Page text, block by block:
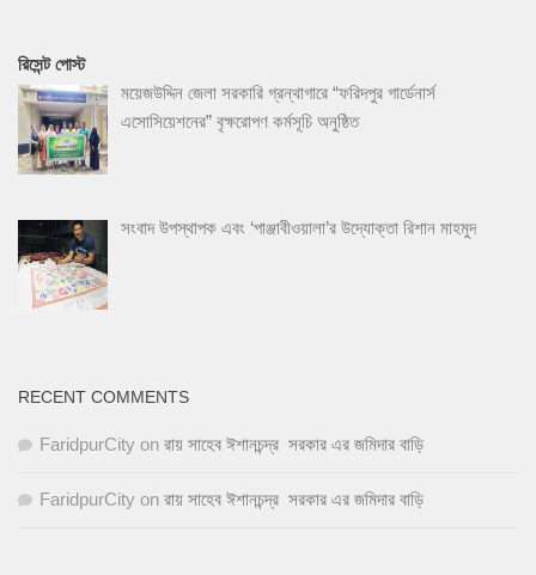
রিসেন্ট পোস্ট
ময়েজউদ্দিন জেলা সরকারি গ্রন্থাগারে “ফরিদপুর গার্ডেনার্স
এসোসিয়েশনের” বৃক্ষরোপণ কর্মসূচি অনুষ্ঠিত
সংবাদ উপস্থাপক এবং ‘পাঞ্জাবীওয়ালা’র উদ্যোক্তা রিশান মাহমুদ
RECENT COMMENTS
FaridpurCity on রায় সাহেব ঈশানচন্দ্র সরকার এর জমিদার বাড়ি
FaridpurCity on রায় সাহেব ঈশানচন্দ্র সরকার এর জমিদার বাড়ি